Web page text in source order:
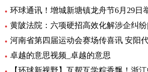
黄陂法院：六项硬招高效化解涉企纠
卓越的意思视频_卓越的意思